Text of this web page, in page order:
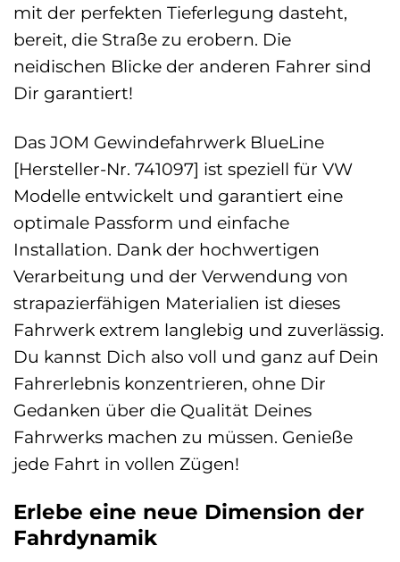
mit der perfekten Tieferlegung dasteht,
bereit, die Straße zu erobern. Die
neidischen Blicke der anderen Fahrer sind
Dir garantiert!
Das JOM Gewindefahrwerk BlueLine
[Hersteller-Nr. 741097] ist speziell für VW
Modelle entwickelt und garantiert eine
optimale Passform und einfache
Installation. Dank der hochwertigen
Verarbeitung und der Verwendung von
strapazierfähigen Materialien ist dieses
Fahrwerk extrem langlebig und zuverlässig.
Du kannst Dich also voll und ganz auf Dein
Fahrerlebnis konzentrieren, ohne Dir
Gedanken über die Qualität Deines
Fahrwerks machen zu müssen. Genieße
jede Fahrt in vollen Zügen!
Erlebe eine neue Dimension der
Fahrdynamik